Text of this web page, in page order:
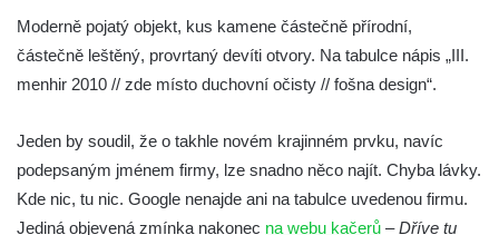
Socha Mamutí lebka v ZOO Hluboká
Socha Mamut srstnatý v ZOO Hluboká
Socha Vydry si hrají v ZOO Hluboká
Socha Přátelství v ZOO Hluboká
Socha Matka příroda v ZOO Hluboká
Moderně pojatý objekt, kus kamene částečně přírodní,
částečně leštěný, provrtaný devíti otvory. Na tabulce nápis „III.
menhir 2010 // zde místo duchovní očisty // fošna design“.
Jeden by soudil, že o takhle novém krajinném prvku, navíc
podepsaným jménem firmy, lze snadno něco najít. Chyba lávky.
Kde nic, tu nic. Google nenajde ani na tabulce uvedenou firmu.
Jediná objevená zmínka nakonec na webu kačerů –Dříve tu